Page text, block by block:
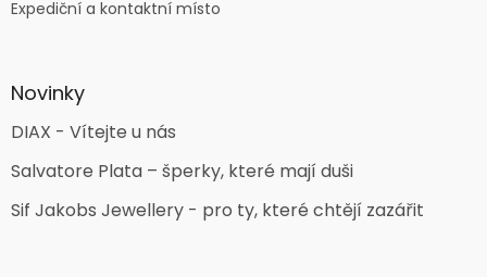
Expediční a kontaktní místo
Novinky
DIAX - Vítejte u nás
Salvatore Plata – šperky, které mají duši
Sif Jakobs Jewellery - pro ty, které chtějí zazářit